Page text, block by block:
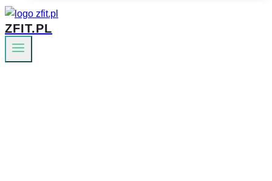
ZFIT.PL